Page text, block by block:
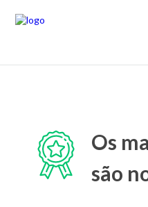
Os
são